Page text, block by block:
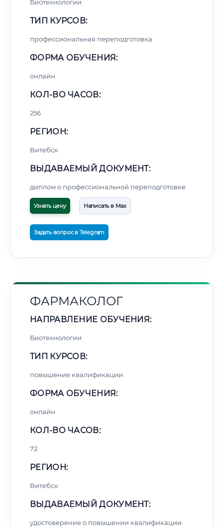
Биотехнологии
ТИП КУРСОВ:
профессиональная переподготовка
ФОРМА ОБУЧЕНИЯ:
онлайн
КОЛ-ВО ЧАСОВ:
256
РЕГИОН:
Витебск
ВЫДАВАЕМЫЙ ДОКУМЕНТ:
диплом о профессиональной переподготовке
Узнать цену Написать в Max
Задать вопрос в Telegram
ФАРМАКОЛОГ
НАПРАВЛЕНИЕ ОБУЧЕНИЯ:
Биотехнологии
ТИП КУРСОВ:
повышение квалификации
ФОРМА ОБУЧЕНИЯ:
онлайн
КОЛ-ВО ЧАСОВ:
72
РЕГИОН:
Витебск
ВЫДАВАЕМЫЙ ДОКУМЕНТ:
удостоверение о повышении квалификации